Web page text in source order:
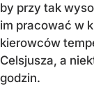
by przy tak
im pracować w
kierowców
Celsjusza, a
godzin.